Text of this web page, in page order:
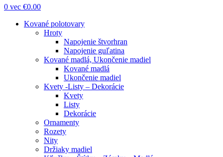
0 vec €0.00
Kované polotovary
Hroty
Napojenie štvorhran
Napojenie guľatina
Kované madlá, Ukončenie madiel
Kované madlá
Ukončenie madiel
Kvety -Listy – Dekorácie
Kvety
Listy
Dekorácie
Ornamenty
Rozety
Nity
Držiaky madiel